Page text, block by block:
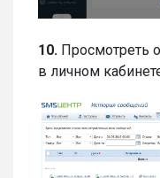
10. Просмотреть
в личном